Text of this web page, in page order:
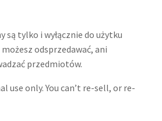
są tylko i wyłącznie do użytku
odsprzedawać, ani
przedmiotów.
use only. You can’t re-sell, or re-